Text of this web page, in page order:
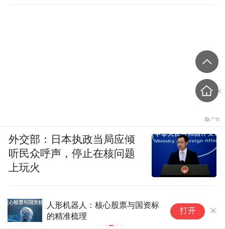
人形机器人：核心股票与国资标
的精准梳理
打开
外交部：日本执政当局应倾
听民众呼声，停止在核问题
上玩火